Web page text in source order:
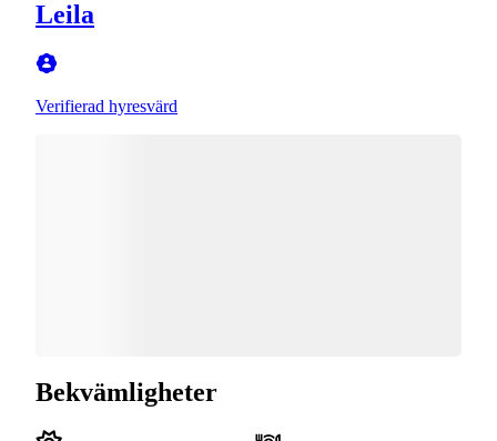
Leila
Verifierad hyresvärd
Bekvämligheter